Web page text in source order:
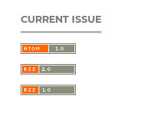
CURRENT ISSUE